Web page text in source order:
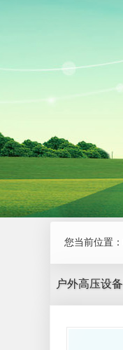
您当前位置：
户外高压设备